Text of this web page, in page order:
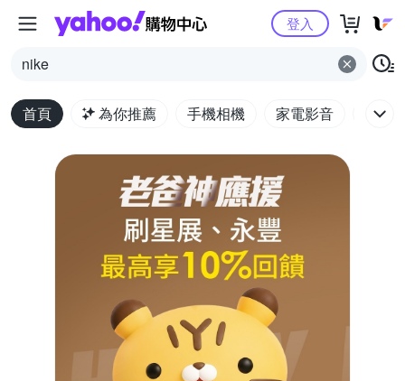
Yahoo購物中心
nike
登入
首頁 為你推薦 手機相機 家電影音 電腦